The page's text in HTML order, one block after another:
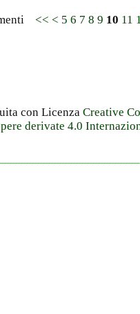
<< < 5 6 7 8 9 10 11
con Licenza Creative
derivate 4.0